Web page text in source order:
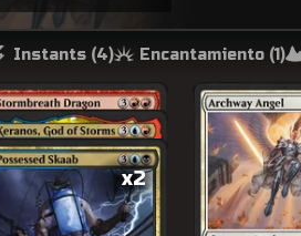
Instants (4) Encantamiento (1)
x2